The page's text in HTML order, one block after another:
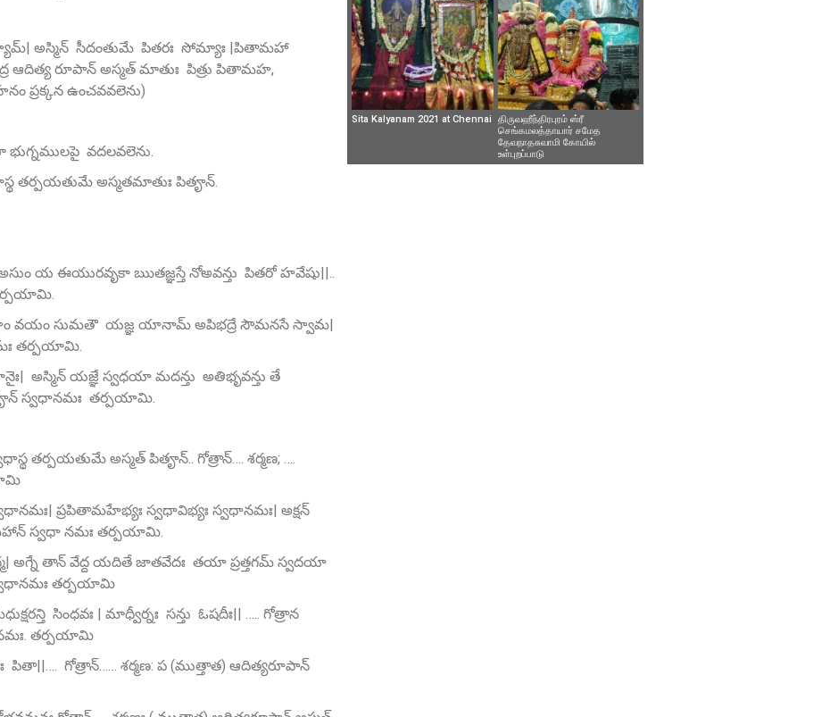
అస్మిన్ సీదంతుమే పితరః సోమ్యాః |పితామహా
ఆదిత్య రూపాన్‌ అస్మత్‌ మాతుః పిత్రు పితామహ,
ప్రక్కన ఉంచవవలెను)
భుగ్నములపై వదలవలెను.
తర్పయతుమే అస్మతమాతుః పితౄన్‌.
య ఈయురవృకా ఋతజ్ఞస్తే నోఅవన్తు పితరో హవేషు||..
వయం సుమతౌ యజ్ఞ యానామ్‌ అపిభద్రే సౌమనసే స్వామ|
తర్పయామి.
అస్మిన్‌ యజ్ఞే స్వధయా మదన్తు అతిభృవన్తు తే
స్వధానమః తర్పయామి.
తర్పయతుమే అస్మత్ పితౄన్‌.. గోత్రాన్…. శర్మణ; ….
ప్రపితామహేభ్యః స్వధావిభ్యః స్వధానమః| అక్షన్
స్వధా నమః తర్పయామి.
అగ్నే తాన్‌ వేద్ద యదితే జాతవేదః తయా ప్రత్తగమ్‌ స్వదయా
తర్పయామి
సింధవః | మాధ్వీర్నః సన్తు ఓషదీః|| ….. గోత్రాన
తర్పయామి
పితా||…. గోత్రాన్…… శర్మణ: ప (ముత్తాత) ఆదిత్యరూపాన్‌
Sita Kalyanam 2021 at Chennai
திருவஹீந்திரபுரம் ஸ்ரீ
செங்கமலத்தாயார் சமேத
தேவநாதசுவாமி கோயில்
உள்புறப்பாடு